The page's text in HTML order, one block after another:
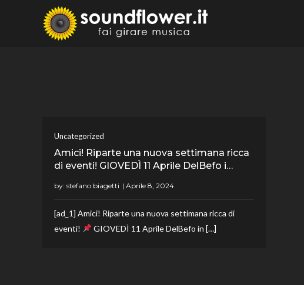
Uncategorized
Amici! Riparte una nuova settimana ricca
di eventi! GIOVEDÌ 11 Aprile DelBefo i…
by: stefano biagetti
[ad_1] Amici! Riparte una nuova settimana ricca di
eventi!
GIOVEDÌ 11 Aprile DelBefo in […]